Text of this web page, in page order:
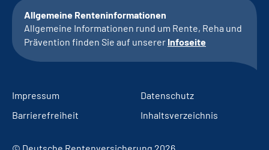
Allgemeine Renteninformationen
Allgemeine Informationen rund um Rente, Reha und
Prävention finden Sie auf unserer Infoseite
Impressum
Datenschutz
Barrierefreiheit
Inhaltsverzeichnis